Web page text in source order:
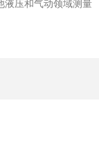
动领域测量